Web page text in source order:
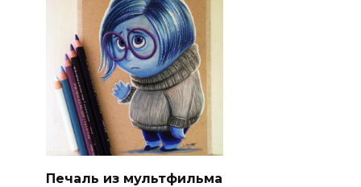
Печаль из мультфильма